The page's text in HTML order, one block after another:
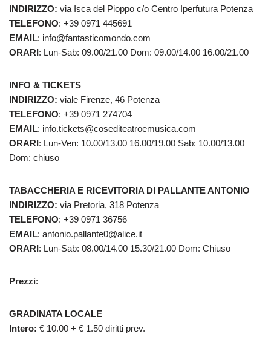
INDIRIZZO: via Isca del Pioppo c/o Centro Iperfutura Potenza
TELEFONO: +39 0971 445691
EMAIL: info@fantasticomondo.com
ORARI: Lun-Sab: 09.00/21.00 Dom: 09.00/14.00 16.00/21.00
INFO & TICKETS
INDIRIZZO: viale Firenze, 46 Potenza
TELEFONO: +39 0971 274704
EMAIL: info.tickets@cosediteatroemusica.com
ORARI: Lun-Ven: 10.00/13.00 16.00/19.00 Sab: 10.00/13.00
Dom: chiuso
TABACCHERIA E RICEVITORIA DI PALLANTE ANTONIO
INDIRIZZO: via Pretoria, 318 Potenza
TELEFONO: +39 0971 36756
EMAIL: antonio.pallante0@alice.it
ORARI: Lun-Sab: 08.00/14.00 15.30/21.00 Dom: Chiuso
Prezzi:
GRADINATA LOCALE
Intero: € 10.00 + € 1.50 diritti prev.